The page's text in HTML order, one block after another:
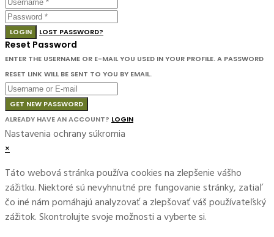
LOGIN LOST PASSWORD?
Reset Password
ENTER THE USERNAME OR E-MAIL YOU USED IN YOUR PROFILE. A PASSWORD
RESET LINK WILL BE SENT TO YOU BY EMAIL.
GET NEW PASSWORD
ALREADY HAVE AN ACCOUNT? LOGIN
Nastavenia ochrany súkromia
×
Táto webová stránka používa cookies na zlepšenie vášho
zážitku. Niektoré sú nevyhnutné pre fungovanie stránky, zatiaľ
čo iné nám pomáhajú analyzovať a zlepšovať váš používateľský
zážitok. Skontrolujte svoje možnosti a vyberte si.